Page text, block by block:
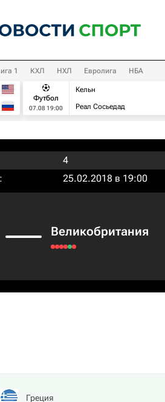
1 КХЛ НХЛ Евролига НБА
Футбол
07.08 19:00
Кельн
Реал Сосьедад
4
25.02.2018 в 19:00
Великобритания
Греция